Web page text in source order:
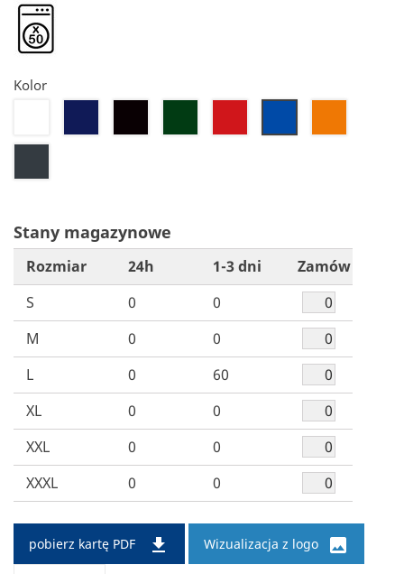
Kolor
Stany magazynowe
Rozmiar 24h 1-3 dni
Zamów
S
0
0
M
0
0
L
0
60
XL
0
0
XXL
0
0
XXXL
0 0
pobierz kartę PDF  Wizualizacja z logo
